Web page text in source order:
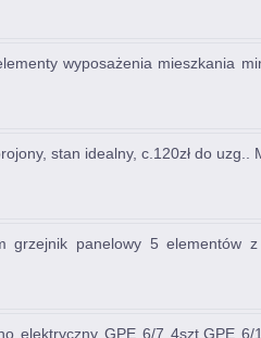
wyposażenia mieszkania
stan idealny, c.120zł do uzg..
grzejnik panelowy 5 elementów
elektryczny GPE 6/7 4szt,GPE